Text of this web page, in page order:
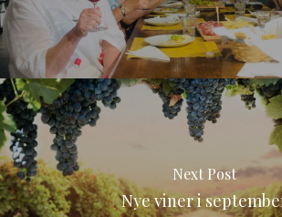
Next Post
Nye viner i